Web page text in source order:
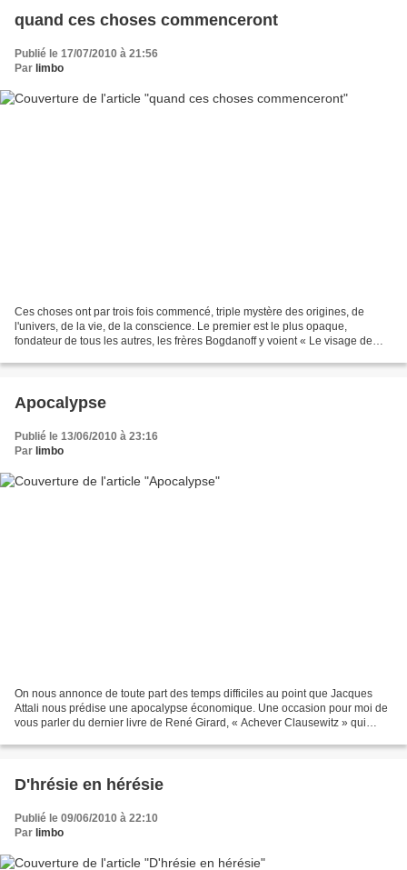
quand ces choses commenceront
Publié le 17/07/2010 à 21:56
Par limbo
Ces choses ont par trois fois commencé, triple mystère des origines, de
l'univers, de la vie, de la conscience. Le premier est le plus opaque,
fondateur de tous les autres, les frères Bogdanoff y voient « Le visage de
Apocalypse
Publié le 13/06/2010 à 23:16
Par limbo
On nous annonce de toute part des temps difficiles au point que Jacques
Attali nous prédise une apocalypse économique. Une occasion pour moi de
vous parler du dernier livre de René Girard, « Achever Clausewitz » qui
D'hrésie en hérésie
Publié le 09/06/2010 à 22:10
Par limbo